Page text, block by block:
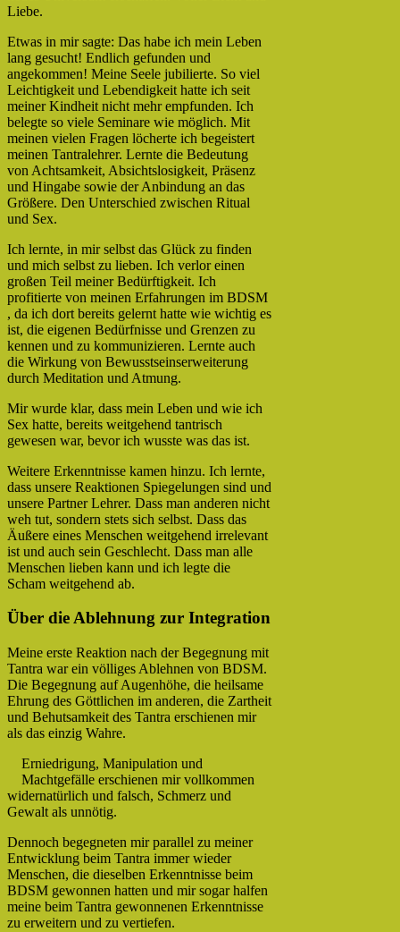
Liebe.
Etwas in mir sagte: Das habe ich mein Leben
lang gesucht! Endlich gefunden und
angekommen! Meine Seele jubilierte. So viel
Leichtigkeit und Lebendigkeit hatte ich seit
meiner Kindheit nicht mehr empfunden. Ich
belegte so viele Seminare wie möglich. Mit
meinen vielen Fragen löcherte ich begeistert
meinen Tantralehrer. Lernte die Bedeutung
von Achtsamkeit, Absichtslosigkeit, Präsenz
und Hingabe sowie der Anbindung an das
Größere. Den Unterschied zwischen Ritual
und Sex.
Ich lernte, in mir selbst das Glück zu finden
und mich selbst zu lieben. Ich verlor einen
großen Teil meiner Bedürftigkeit. Ich
profitierte von meinen Erfahrungen im BDSM
, da ich dort bereits gelernt hatte wie wichtig es
ist, die eigenen Bedürfnisse und Grenzen zu
kennen und zu kommunizieren. Lernte auch
die Wirkung von Bewusstseinserweiterung
durch Meditation und Atmung.
Mir wurde klar, dass mein Leben und wie ich
Sex hatte, bereits weitgehend tantrisch
gewesen war, bevor ich wusste was das ist.
Weitere Erkenntnisse kamen hinzu. Ich lernte,
dass unsere Reaktionen Spiegelungen sind und
unsere Partner Lehrer. Dass man anderen nicht
weh tut, sondern stets sich selbst. Dass das
Äußere eines Menschen weitgehend irrelevant
ist und auch sein Geschlecht. Dass man alle
Menschen lieben kann und ich legte die
Scham weitgehend ab.
Über die Ablehnung zur Integration
Meine erste Reaktion nach der Begegnung mit
Tantra war ein völliges Ablehnen von BDSM.
Die Begegnung auf Augenhöhe, die heilsame
Ehrung des Göttlichen im anderen, die Zartheit
und Behutsamkeit des Tantra erschienen mir
als das einzig Wahre.
Erniedrigung, Manipulation und
Machtgefälle erschienen mir vollkommen
widernatürlich und falsch, Schmerz und
Gewalt als unnötig.
Dennoch begegneten mir parallel zu meiner
Entwicklung beim Tantra immer wieder
Menschen, die dieselben Erkenntnisse beim
BDSM gewonnen hatten und mir sogar halfen
meine beim Tantra gewonnenen Erkenntnisse
zu erweitern und zu vertiefen.